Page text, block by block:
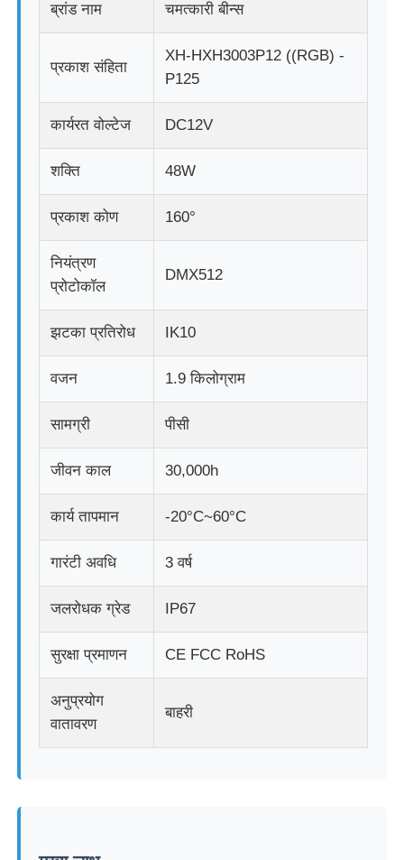
फैक्टरी यात्रा
गुणवत्ता नियंत्रण
हमसे संपर्क करें
समाचार
सभी मामलों
उद्धरण मांगें
एलईडी मेष स्क्रीन
एलईडी मेष प्रदर्शन
पारदर्शी फिल्म स्क्रीन का नेतृत्व किया
पारदर्शी एलईडी डिस्प्ले
ड्रोन उड़ने वाली एलईडी स्क्रीन
होलोग्राफिक एलईडी स्क्रीन
ब्रांड नाम चमत्कारी बीन्स
प्रकाश संहिता
XH-HXH3003P12 ((RGB) -
P125
कार्यरत वोल्टेज DC12V
शक्ति 48W
प्रकाश कोण 160°
नियंत्रण
प्रोटोकॉल
DMX512
झटका प्रतिरोध IK10
वजन 1.9 किलोग्राम
सामग्री पीसी
जीवन काल 30,000h
कार्य तापमान -20°C~60°C
गारंटी अवधि 3 वर्ष
जलरोधक ग्रेड IP67
सुरक्षा प्रमाणन CE FCC RoHS
अनुप्रयोग
वातावरण
बाहरी